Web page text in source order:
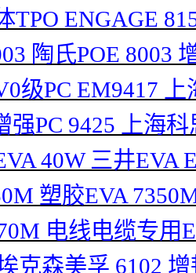
TPO ENGAGE
陶氏POE 8003
级PC EM9417 上
强PC 9425 上海
40W 三井EVA
塑胶EVA
电线电缆专用
克森美孚 6102 增